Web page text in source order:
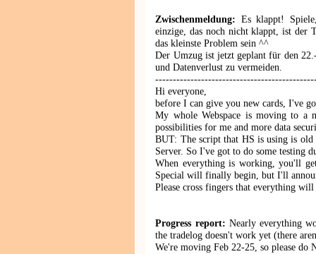
Zwischenmeldung: Es klappt!
einzige, das noch nicht klappt, ist der
das kleinste Problem sein ^^
Der Umzug ist jetzt geplant für den
und Datenverlust zu vermeiden.
Hi everyone,
before I can give you new cards, I've
My whole Webspace is moving to a
possibilities for me and more data
BUT: The script that HS is using is
Server. So I've got to do some testing
When everything is working, you'll
Special will finally begin, but I'll
Please cross fingers that everything
Progress report: Nearly everything
the tradelog doesn't work yet (there
We're moving Feb 22-25, so please